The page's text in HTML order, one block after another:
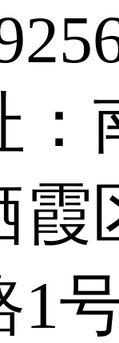
：
霞
1